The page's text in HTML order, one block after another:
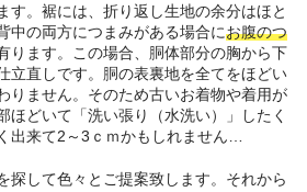
す。裾には、折り返し生地の余分はほと
中の両方につまみがある場合にお腹のつ
ります。この場合、胴体部分の胸から下
立直しです。胴の表裏地を全てをほどい
りません。そのため古いお着物や着用が
ほどいて「洗い張り（水洗い）」したく
出来て2～3ｃｍかもしれません…
探して色々とご提案致します。それから